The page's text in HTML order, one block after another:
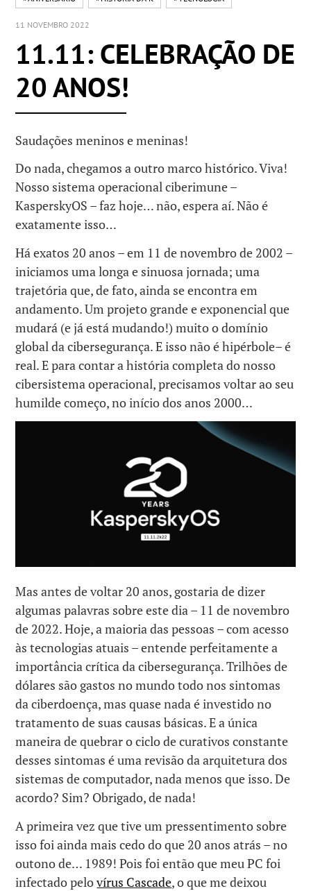
11 NOVEMBRO 2022
11.11: CELEBRAÇÃO DE
20 ANOS!
Saudações meninos e meninas!
Do nada, chegamos a outro marco histórico. Viva!
Nosso sistema operacional ciberimune –
KasperskyOS – faz hoje… não, espera aí. Não é
exatamente isso…
Há exatos 20 anos – em 11 de novembro de 2002 –
iniciamos uma longa e sinuosa jornada; uma
trajetória que, de fato, ainda se encontra em
andamento. Um projeto grande e exponencial que
mudará (e já está mudando!) muito o domínio
global da cibersegurança. E isso não é hipérbole– é
real. E para contar a história completa do nosso
cibersistema operacional, precisamos voltar ao seu
humilde começo, no início dos anos 2000…
Mas antes de voltar 20 anos, gostaria de dizer
algumas palavras sobre este dia – 11 de novembro
de 2022. Hoje, a maioria das pessoas – com acesso
às tecnologias atuais – entende perfeitamente a
importância crítica da cibersegurança. Trilhões de
dólares são gastos no mundo todo nos sintomas
da ciberdoença, mas quase nada é investido no
tratamento de suas causas básicas. E a única
maneira de quebrar o ciclo de curativos constante
desses sintomas é uma revisão da arquitetura dos
sistemas de computador, nada menos que isso. De
acordo? Sim? Obrigado, de nada!
A primeira vez que tive um pressentimento sobre
isso foi ainda mais cedo do que 20 anos atrás – no
outono de… 1989! Pois foi então que meu PC foi
infectado pelovírus Cascade, o que me deixou